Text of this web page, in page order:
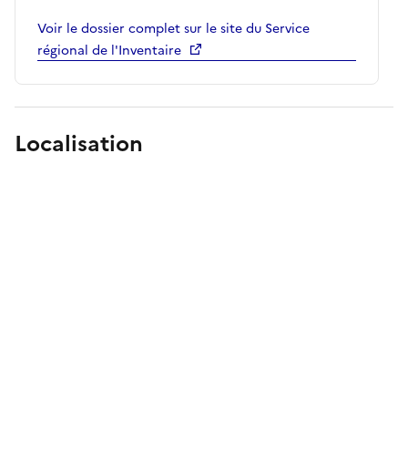
Voir le dossier complet sur le site du Service
régional de l'Inventaire
Localisation